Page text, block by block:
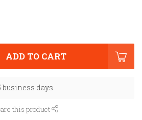
ADD TO CART
business days
this product